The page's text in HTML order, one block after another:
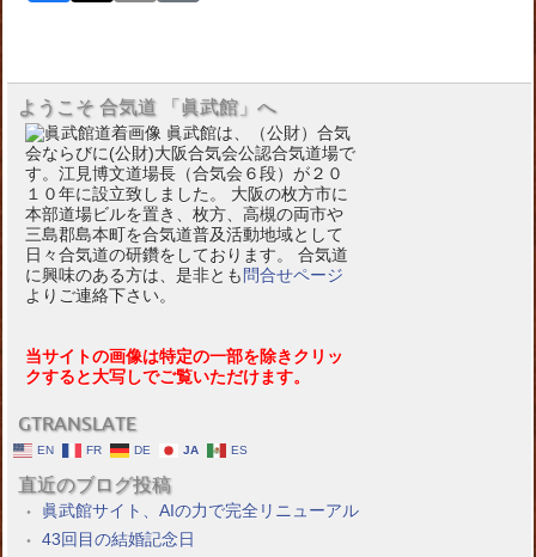
ようこそ 合気道 「眞武館」へ
眞武館は、（公財）合気
会ならびに(公財)大阪合気会公認合気道場で
す。江見博文道場長（合気会６段）が２０
１０年に設立致しました。 大阪の枚方市に
本部道場ビルを置き、枚方、高槻の両市や
三島郡島本町を合気道普及活動地域として
日々合気道の研鑽をしております。 合気道
に興味のある方は、是非とも 問合せページ
よりご連絡下さい。
当サイトの画像は特定の一部を除きクリッ
クすると大写しでご覧いただけます。
GTRANSLATE
EN FR DE JA ES
直近のブログ投稿
眞武館サイト、AIの力で完全リニューアル
43回目の結婚記念日